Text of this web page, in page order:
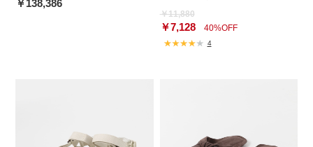
￥138,386
￥11,880
￥7,12840%OFF
4